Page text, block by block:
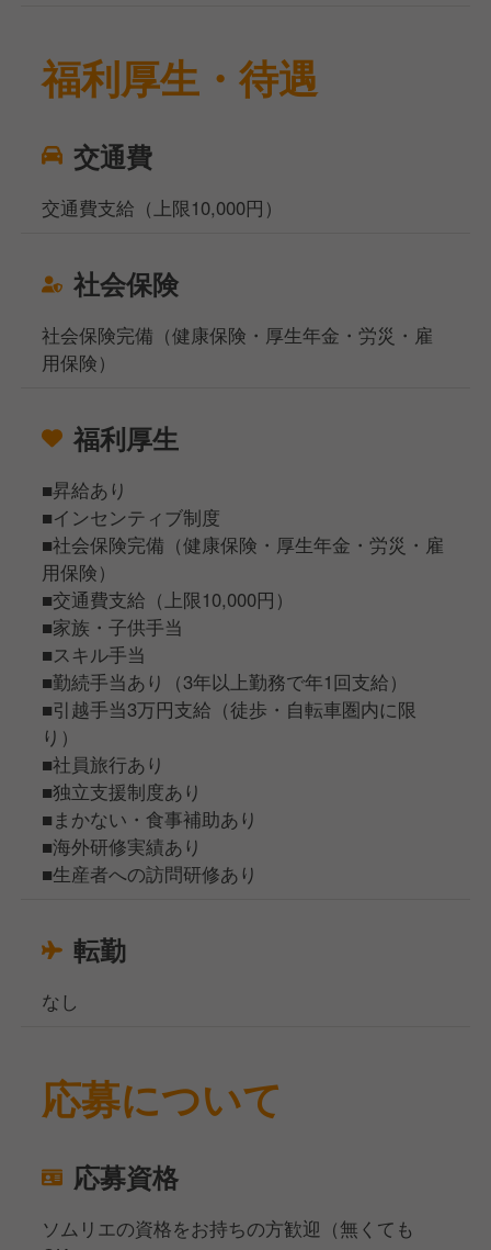
福利厚生・待遇
交通費
交通費支給（上限10,000円）
社会保険
社会保険完備（健康保険・厚生年金・労災・雇
用保険）
福利厚生
■昇給あり
■インセンティブ制度
■社会保険完備（健康保険・厚生年金・労災・雇
用保険）
■交通費支給（上限10,000円）
■家族・子供手当
■スキル手当
■勤続手当あり（3年以上勤務で年1回支給）
■引越手当3万円支給（徒歩・自転車圏内に限
り）
■社員旅行あり
■独立支援制度あり
■まかない・食事補助あり
■海外研修実績あり
■生産者への訪問研修あり
転勤
なし
応募について
応募資格
ソムリエの資格をお持ちの方歓迎（無くても